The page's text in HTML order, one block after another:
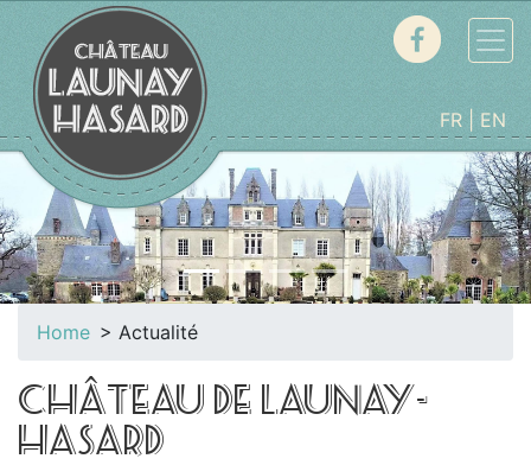
FR
EN
Précédent
Home Actualité
CHÂTEAU DE LAUNAY-
HASARD